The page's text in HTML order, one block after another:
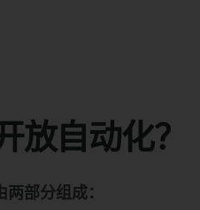
放自动化？
两部分组成：